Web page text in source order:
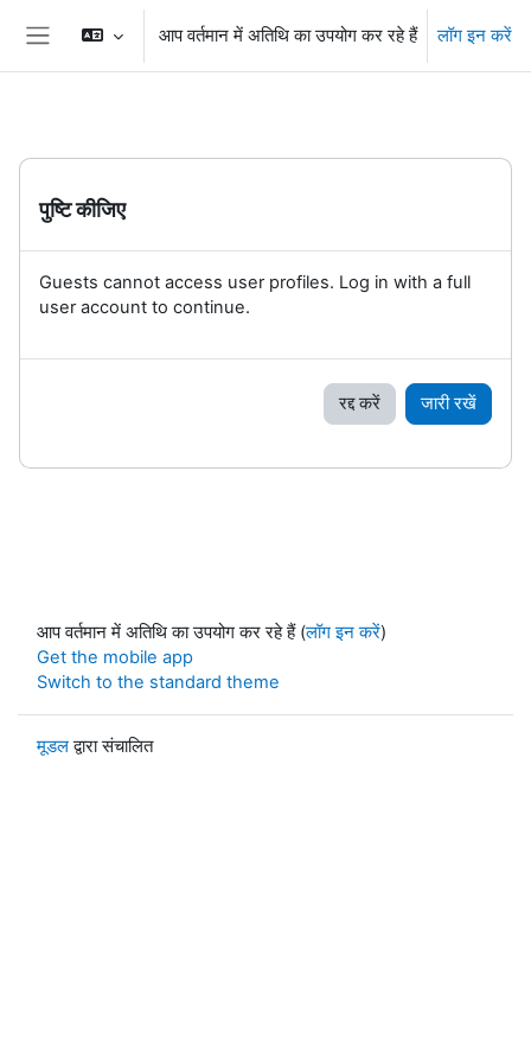
छोड़ कर मुख्य सामग्री पर जाएं
आप वर्तमान में अतिथि का उपयोग कर रहे हैं लॉग इन करें
पुष्टि कीजिए
Guests cannot access user profiles. Log in with a full
user account to continue.
रद्द करें जारी रखें
आप वर्तमान में अतिथि का उपयोग कर रहे हैं (लॉग इन करें)
Get the mobile app
Switch to the standard theme
मूडलद्वारा संचालित